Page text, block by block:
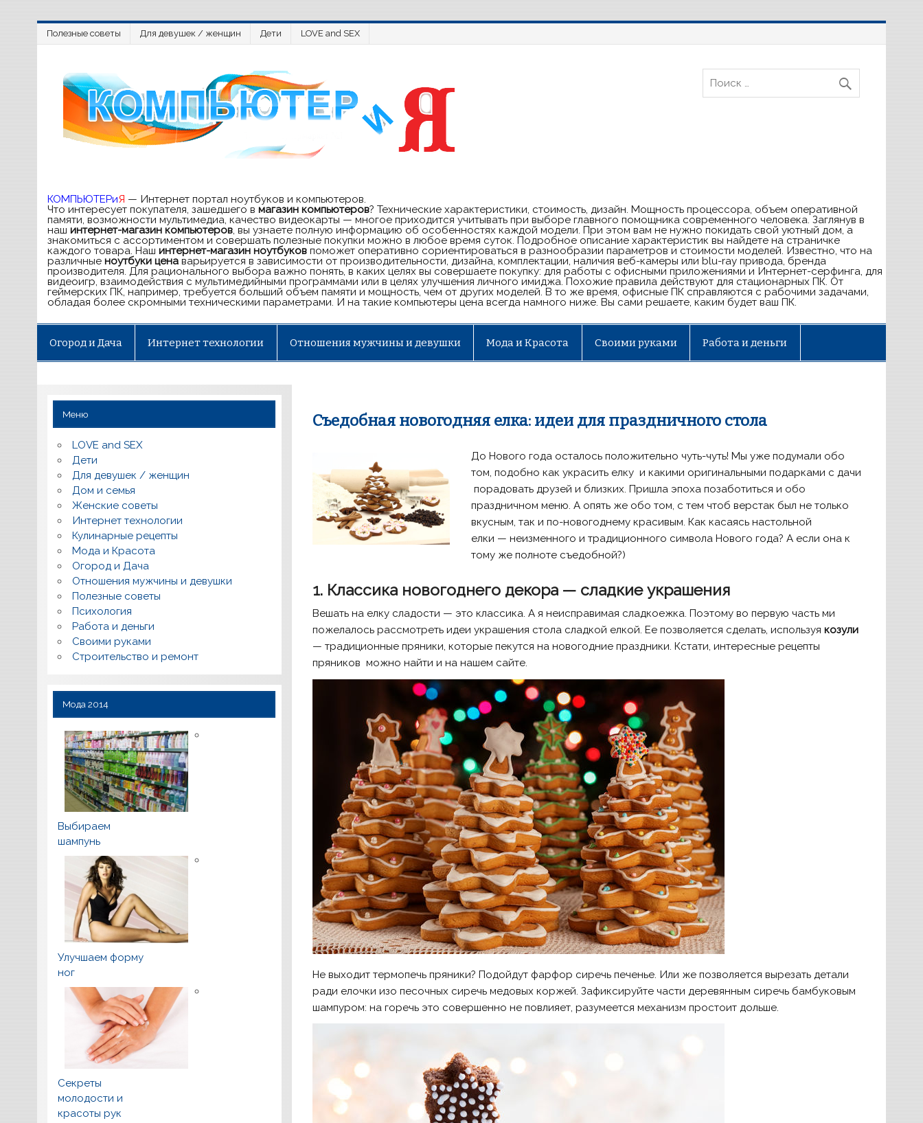
Полезные советы Для девушек / женщин Дети LOVE and SEX
КОМПЬЮТЕРиЯ — Интернет портал ноутбуков и компьютеров.
Что интересует покупателя, зашедшего в магазин компьютеров? Технические характеристики, стоимость, дизайн. Мощность процессора, объем оперативной
памяти, возможности мультимедиа, качество видеокарты — многое приходится учитывать при выборе главного помощника современного человека. Заглянув в
наш интернет-магазин компьютеров, вы узнаете полную информацию об особенностях каждой модели. При этом вам не нужно покидать свой уютный дом, а
знакомиться с ассортиментом и совершать полезные покупки можно в любое время суток. Подробное описание характеристик вы найдете на страничке
каждого товара. Наш интернет-магазин ноутбуковпоможет оперативно сориентироваться в разнообразии параметров и стоимости моделей. Известно, что на
различные ноутбуки ценаварьируется в зависимости от производительности, дизайна, комплектации, наличия веб-камеры или blu-ray привода, бренда
производителя. Для рационального выбора важно понять, в каких целях вы совершаете покупку: для работы с офисными приложениями и Интернет-серфинга, для
видеоигр, взаимодействия с мультимедийными программами или в целях улучшения личного имиджа. Похожие правила действуют для стационарных ПК. От
геймерских ПК, например, требуется больший объем памяти и мощность, чем от других моделей. В то же время, офисные ПК справляются с рабочими задачами,
обладая более скромными техническими параметрами. И на такие компьютеры цена всегда намного ниже. Вы сами решаете, каким будет ваш ПК.
Огород и Дача Интернет технологии Отношения мужчины и девушки Мода и Красота Своими руками Работа и деньги
Съедобная новогодняя елка: идеи для праздничного стола
До Нового года осталось положительно чуть-чуть! Мы уже подумали обо
том, подобно как украсить елку и какими оригинальными подарками с дачи
порадовать друзей и близких. Пришла эпоха позаботиться и обо
праздничном меню. А опять же обо том, с тем чтоб верстак был не только
вкусным, так и по-новогоднему красивым. Как касаясь настольной
елки — неизменного и традиционного символа Нового года? А если она к
тому же полноте съедобной?)
1. Классика новогоднего декора — сладкие украшения
Вешать на елку сладости — это классика. А я неисправимая сладкоежка. Поэтому во первую часть ми
пожелалось рассмотреть идеи украшения стола сладкой елкой. Ее позволяется сделать, используякозули
— традиционные пряники, которые пекутся на новогодние праздники. Кстати, интересные рецепты
пряников можно найти и на нашем сайте.
Не выходит термопечь пряники? Подойдут фарфор сиречь печенье. Или же позволяется вырезать детали
ради елочки изо песочных сиречь медовых коржей. Зафиксируйте части деревянным сиречь бамбуковым
шампуром: на горечь это совершенно не повлияет, разумеется механизм простоит дольше.
Меню
LOVE and SEX
Дети
Для девушек / женщин
Дом и семья
Женские советы
Интернет технологии
Кулинарные рецепты
Мода и Красота
Огород и Дача
Отношения мужчины и девушки
Полезные советы
Психология
Работа и деньги
Своими руками
Строительство и ремонт
Мода 2014
Выбираем
шампунь
Улучшаем форму
ног
Секреты
молодости и
красоты рук